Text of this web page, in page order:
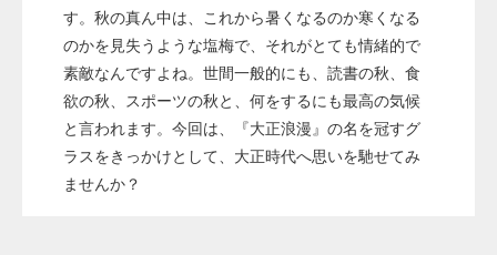
す。秋の真ん中は、これから暑くなるのか寒くなる
のかを見失うような塩梅で、それがとても情緒的で
素敵なんですよね。世間一般的にも、読書の秋、食
欲の秋、スポーツの秋と、何をするにも最高の気候
と言われます。今回は、『大正浪漫』の名を冠すグ
ラスをきっかけとして、大正時代へ思いを馳せてみ
ませんか？